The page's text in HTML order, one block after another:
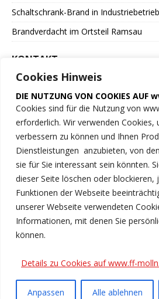
Cookies Hinweis
DIE NUTZUNG VON COOKIES
Cookies sind für die Nutzung von
erforderlich. Wir verwenden Cookies,
verbessern zu können und Ihnen
Dienstleistungen anzubieten, von
sie für Sie interessant sein könnten.
dieser Seite löschen oder blockieren,
Funktionen der Webseite
unserer Webseite verwendeten
Informationen, mit denen Sie
können.
Details zu Cookies auf www.ff-
Anpassen Alle ablehnen
Schaltschrank-Brand in
Brandverdacht im Ortsteil Ramsau
KONTAKT
der Marktgemeinde Molln
Feuerwehrstrasse 1
4591 Molln
Tel.: 07584/2222
ff-molln@ki.ooelfv.at